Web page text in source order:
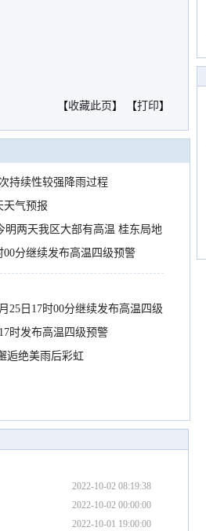
【收藏此页 】 【打印】
持续性较强降雨过程
天气预报
明两天我区大部有高温 桂东局地
00分继续发布高温四级预警
25日17时00分继续发布高温四级
时发布高温四级预警
逅绝美雨后彩虹
2022-10-02 08:19:38
2022-10-02 00:00:00
2022-10-01 19:00:00